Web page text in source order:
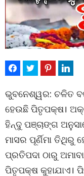
ଭୁବନେଶ୍ୱର: ଚଳିତ
ହେଉଛି ପିତୃପକ୍ଷ।
ହିନ୍ଦୁ ପଞ୍ଚାଙ୍ଗ
ମାସର ପୂର୍ଣିମା ତିଥିରୁ
ପ୍ରତିପଦା ଠାରୁ
ପିତୃପକ୍ଷ କୁହାଯାଏ।